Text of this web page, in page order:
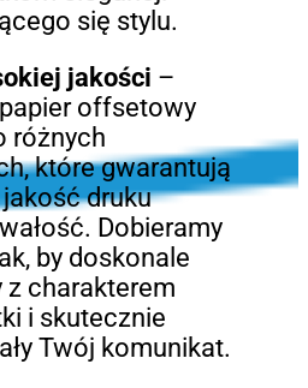
się stylu.
jakości –
offsetowy
różnych
które gwarantują
druku
Dobieramy
by doskonale
z charakterem
i skutecznie
Twój komunikat.